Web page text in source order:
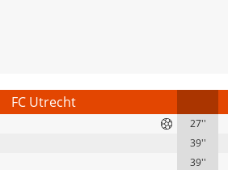
FC Utrecht
27''
39''
39''